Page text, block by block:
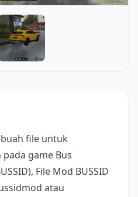
file untuk
game Bus
File Mod BUSSID
atau